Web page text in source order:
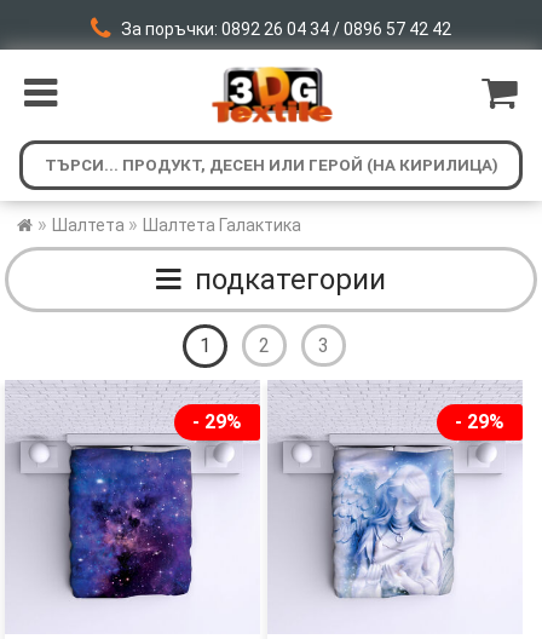
За поръчки: 0892 26 04 34 / 0896 57 42 42
» Шалтета » Шалтета Галактика
подкатегории
1 2 3
- 29% - 29%